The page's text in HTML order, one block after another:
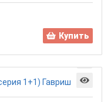
Купить